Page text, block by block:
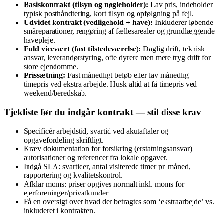
Basiskontrakt (tilsyn og nøgleholder): Lav pris, indeholder
typisk posthåndtering, kort tilsyn og opfølgning på fejl.
Udvidet kontrakt (vedligehold + have): Inkluderer løbende
småreparationer, rengøring af fællesarealer og grundlæggende
havepleje.
Fuld vicevært (fast tilstedeværelse): Daglig drift, teknisk
ansvar, leverandørstyring, ofte dyrere men mere tryg drift for
store ejendomme.
Prissætning: Fast månedligt beløb eller lav månedlig +
timepris ved ekstra arbejde. Husk altid at få timepris ved
weekend/beredskab.
Tjekliste før du indgår kontrakt — stil disse krav
Specificér arbejdstid, svartid ved akutaftaler og
opgavefordeling skriftligt.
Kræv dokumentation for forsikring (erstatningsansvar),
autorisationer og referencer fra lokale opgaver.
Indgå SLA: svartider, antal visiterede timer pr. måned,
rapportering og kvalitetskontrol.
Afklar moms: priser opgives normalt inkl. moms for
ejerforeninger/privatkunder.
Få en oversigt over hvad der betragtes som ‘ekstraarbejde’ vs.
inkluderet i kontrakten.